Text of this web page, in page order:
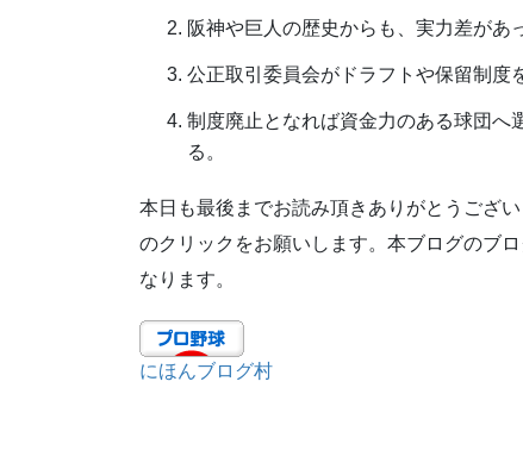
阪神や巨人の歴史からも、実力差があ
公正取引委員会がドラフトや保留制度
制度廃止となれば資金力のある球団へ
る。
本日も最後までお読み頂きありがとうござ
のクリックをお願いします。本ブログのブ
なります。
にほんブログ村